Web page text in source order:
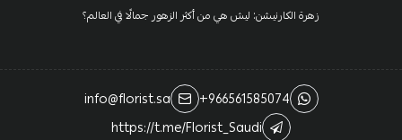
زهرة الكارنيشن: ليش هي من أكثر الزهور جمالًا في العالم؟
+966561585074
info@florist.sa
https://t.me/Florist_Saudi